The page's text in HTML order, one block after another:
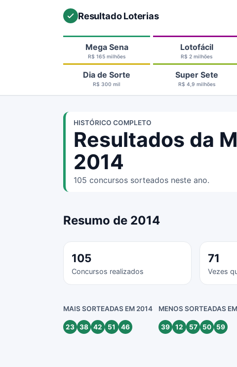
Resultado Loterias
Mega Sena
R$ 165 milhões
Lotofácil
R$ 2 milhões
Dia de Sorte
R$ 300 mil
Super Sete
R$ 4,9 milhões
HISTÓRICO COMPLETO
Resultados da
2014
105 concursos sorteados neste ano.
Resumo de 2014
105
Concursos realizados
71
Vezes
MAIS SORTEADAS EM 2014
23 38 42 51 46
MENOS SORTEADAS
39 12 57 50 59